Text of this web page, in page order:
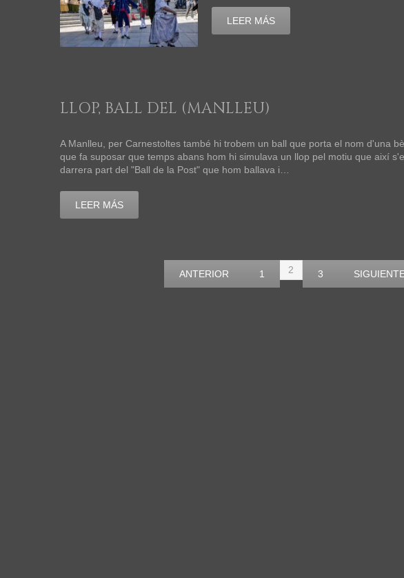
LEER MÁS
LLOP, BALL DEL (MANLLEU)
A Manlleu, per Carnestoltes també hi trobem un ball que porta el nom d'una
que fa suposar que temps abans hom hi simulava un llop pel motiu que així
darrera part del "Ball de la Post" que hom ballava i…
LEER MÁS
ANTERIOR 1 2 3